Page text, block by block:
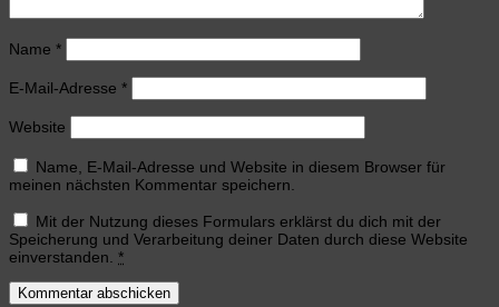
Name *
E-Mail-Adresse *
Website
Name, E-Mail-Adresse und Website in diesem Browser für
meinen nächsten Kommentar speichern.
Mit der Nutzung dieses Formulars erklärst du dich mit der
Speicherung und Verarbeitung deiner Daten durch diese Website
einverstanden. *